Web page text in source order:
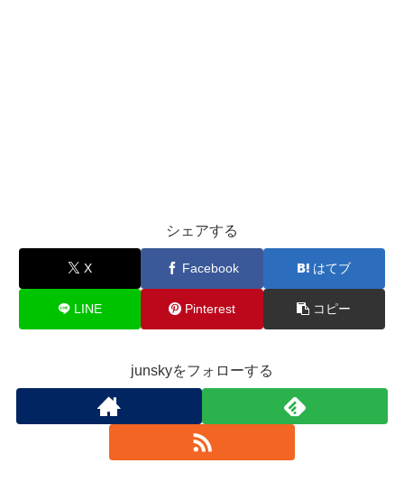
シェアする
X Facebook はてブ
LINE Pinterest コピー
junskyをフォローする